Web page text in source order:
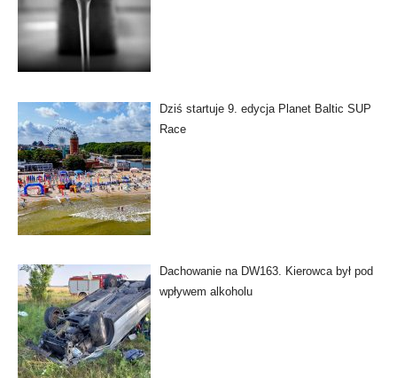
Dziś startuje 9. edycja Planet Baltic SUP
Race
Dachowanie na DW163. Kierowca był pod
wpływem alkoholu